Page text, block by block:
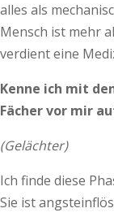
alles als
Mensch ist mehr
verdient eine
Kenne ich mit
Fächer vor mir
(Gelächter)
Ich finde diese
Sie ist